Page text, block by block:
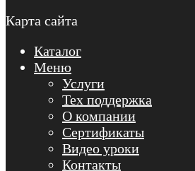
Карта сайта
Каталог
Меню
Услуги
Тех поддержка
О компании
Сертификаты
Видео уроки
Контакты